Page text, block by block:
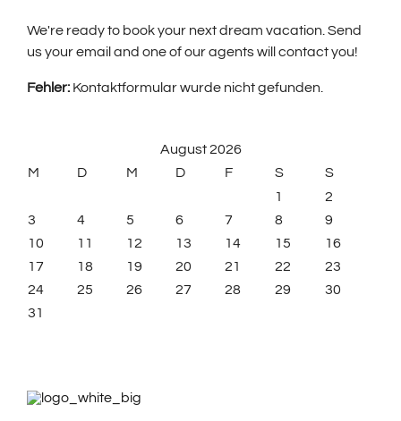
We're ready to book your next dream vacation. Send
us your email and one of our agents will contact you!
Fehler: Kontaktformular wurde nicht gefunden.
August 2026
M
D M D F S
S
1
2
3
4 5 6 7 8
9
10
11 12 13 14 15
16
17
18 19 20 21 22
23
24
25 26 27 28 29
30
31